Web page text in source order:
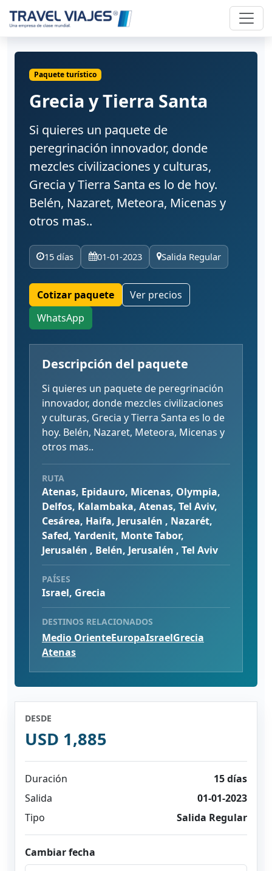
Paquete turístico
Grecia y Tierra Santa
Si quieres un paquete de
peregrinación innovador, donde
mezcles civilizaciones y culturas,
Grecia y Tierra Santa es lo de hoy.
Belén, Nazaret, Meteora, Micenas y
otros mas..
15 días 01-01-2023 Salida Regular
Cotizar paquete
Ver precios
WhatsApp
Descripción del paquete
Si quieres un paquete de peregrinación
innovador, donde mezcles civilizaciones
y culturas, Grecia y Tierra Santa es lo de
hoy. Belén, Nazaret, Meteora, Micenas y
otros mas..
RUTA
Atenas, Epidauro, Micenas, Olympia,
Delfos, Kalambaka, Atenas, Tel Aviv,
Cesárea, Haifa, Jerusalén , Nazarét,
Safed, Yardenit, Monte Tabor,
Jerusalén , Belén, Jerusalén , Tel Aviv
PAÍSES
Israel, Grecia
DESTINOS RELACIONADOS
Medio OrienteEuropaIsraelGrecia
Atenas
DESDE
USD 1,885
Duración
15 días
Salida
01-01-2023
Tipo
Salida Regular
Cambiar fecha